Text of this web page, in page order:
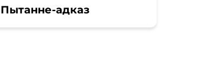
Пытанне-адказ